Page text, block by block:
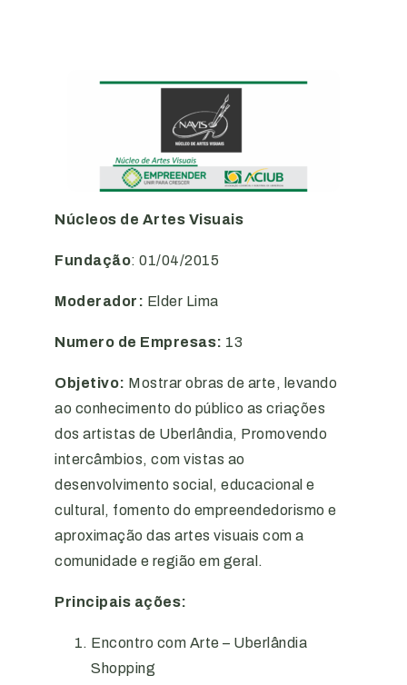
Núcleos de Artes Visuais
Fundação: 01/04/2015
Moderador: Elder Lima
Numero de Empresas: 13
Objetivo: Mostrar obras de arte, levando
ao conhecimento do público as criações
dos artistas de Uberlândia, Promovendo
intercâmbios, com vistas ao
desenvolvimento social, educacional e
cultural, fomento do empreendedorismo e
aproximação das artes visuais com a
comunidade e região em geral.
Principais ações:
Encontro com Arte – Uberlândia
Shopping